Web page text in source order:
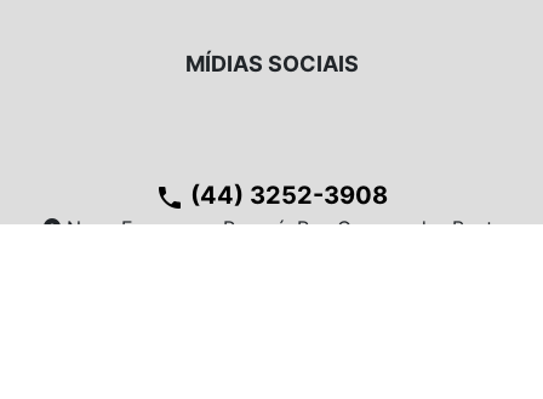
MÍDIAS SOCIAIS
phone (44) 3252-3908
location_onNova Esperança Paraná, Rua Governador Bento